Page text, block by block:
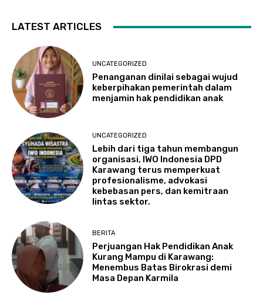
LATEST ARTICLES
UNCATEGORIZED
Penanganan dinilai sebagai wujud
keberpihakan pemerintah dalam
menjamin hak pendidikan anak
UNCATEGORIZED
Lebih dari tiga tahun membangun
organisasi, IWO Indonesia DPD
Karawang terus memperkuat
profesionalisme, advokasi
kebebasan pers, dan kemitraan
lintas sektor.
BERITA
Perjuangan Hak Pendidikan Anak
Kurang Mampu di Karawang:
Menembus Batas Birokrasi demi
Masa Depan Karmila